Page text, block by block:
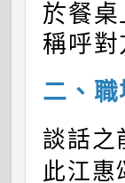
於餐
稱呼對
二、
談話之
此江惠